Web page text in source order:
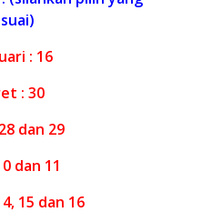
: 16
: 30
dan 29
dan 11
15 dan 16